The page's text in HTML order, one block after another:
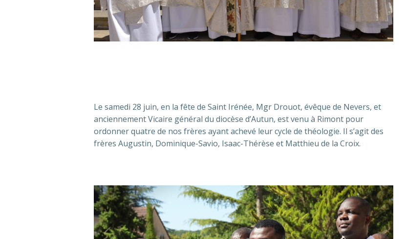
Le samedi 28 juin, en la fête de Saint Irénée, Mgr Drouot, évêque de Nevers, et
anciennement Vicaire général du diocèse d’Autun, est venu à Rimont pour
ordonner quatre de nos frères ayant achevé leur cycle de théologie. Il s’agit des
frères Augustin, Dominique-Savio, Isaac-Thérèse et Matthieu de la Croix.